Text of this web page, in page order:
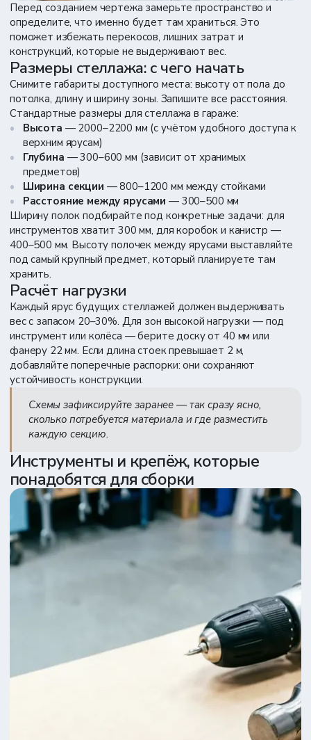
Перед созданием чертежа замерьте пространство и
определите, что именно будет там храниться. Это
поможет избежать перекосов, лишних затрат и
конструкций, которые не выдерживают вес.
Размеры стеллажа: с чего начать
Снимите габариты доступного места: высоту от пола до
потолка, длину и ширину зоны. Запишите все расстояния.
Стандартные размеры для стеллажа в гараже:
Высота — 2000–2200 мм (с учётом удобного доступа к
верхним ярусам)
Глубина — 300–600 мм (зависит от хранимых
предметов)
Ширина секции — 800–1200 мм между стойками
Расстояние между ярусами — 300–500 мм
Ширину полок подбирайте под конкретные задачи: для
инструментов хватит 300 мм, для коробок и канистр —
400–500 мм. Высоту полочек между ярусами выставляйте
под самый крупный предмет, который планируете там
хранить.
Расчёт нагрузки
Каждый ярус будущих стеллажей должен выдерживать
вес с запасом 20–30%. Для зон высокой нагрузки — под
инструмент или колёса — берите доску от 40 мм или
фанеру 22 мм. Если длина стоек превышает 2 м,
добавляйте поперечные распорки: они сохраняют
устойчивость конструкции.
Схемы зафиксируйте заранее — так сразу ясно,
сколько потребуется материала и где разместить
каждую секцию.
Инструменты и крепёж, которые
понадобятся для сборки